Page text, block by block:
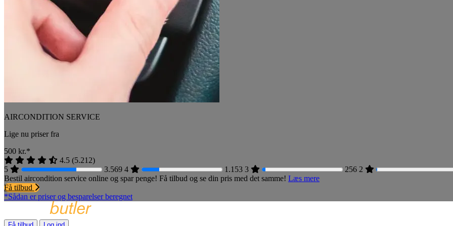
AIRCONDITION SERVICE
Lige nu priser fra
500 kr.*
4.5 (5.212)
5
3.569 4 1.153 3 256 2
Bestil aircondition service online og spar penge! Få tilbud og se din pris med det samme! Læs mere
Få tilbud
*Sådan er priser og besparelser beregnet